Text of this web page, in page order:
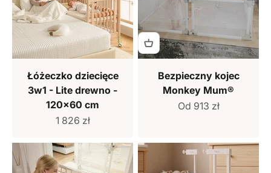
Łóżeczko dziecięce
3w1 - Lite drewno -
120x60 cm
Cena sprzedaży
1 826 zł
Bezpieczny kojec
Monkey Mum®
Cena sprzedaży
Od 913 zł